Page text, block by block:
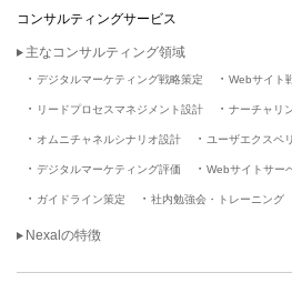
コンサルティングサービス
主なコンサルティング領域
デジタルマーケティング戦略策定 Webサイト
リードプロセスマネジメント設計 ナーチャリ
オムニチャネルシナリオ設計 ユーザエクスペ
デジタルマーケティング評価 Webサイトサー
ガイドライン策定 社内勉強会・トレーニング
Nexalの特徴